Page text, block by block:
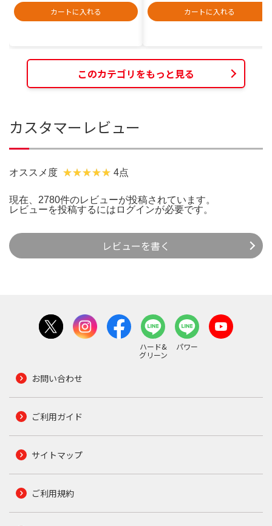
カートに入れる
カートに入れる
このカテゴリをもっと見る
カスタマーレビュー
オススメ度 4点
現在、2780件のレビューが投稿されています。
レビューを投稿するには ログインが必要です。
レビューを書く
ハード&
グリーン
パワー
お問い合わせ
ご利用ガイド
サイトマップ
ご利用規約